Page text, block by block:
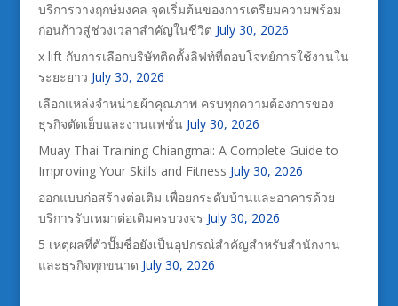
บริการวางฤกษ์มงคล จุดเริ่มต้นของการเตรียมความพร้อม
ก่อนก้าวสู่ช่วงเวลาสำคัญในชีวิต July 30, 2026
x lift กับการเลือกบริษัทติดตั้งลิฟท์ที่ตอบโจทย์การใช้งานใน
ระยะยาว July 30, 2026
เลือกแหล่งจำหน่ายผ้าคุณภาพ ครบทุกความต้องการของ
ธุรกิจตัดเย็บและงานแฟชั่น July 30, 2026
Muay Thai Training Chiangmai: A Complete Guide to
Improving Your Skills and Fitness July 30, 2026
ออกแบบก่อสร้างต่อเติม เพื่อยกระดับบ้านและอาคารด้วย
บริการรับเหมาต่อเติมครบวงจร July 30, 2026
5 เหตุผลที่ตัวปั๊มชื่อยังเป็นอุปกรณ์สำคัญสำหรับสำนักงาน
และธุรกิจทุกขนาด July 30, 2026